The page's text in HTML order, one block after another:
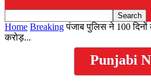
Home Breaking पंजाब पुलिस ने 100
करोड़...
Punjabi